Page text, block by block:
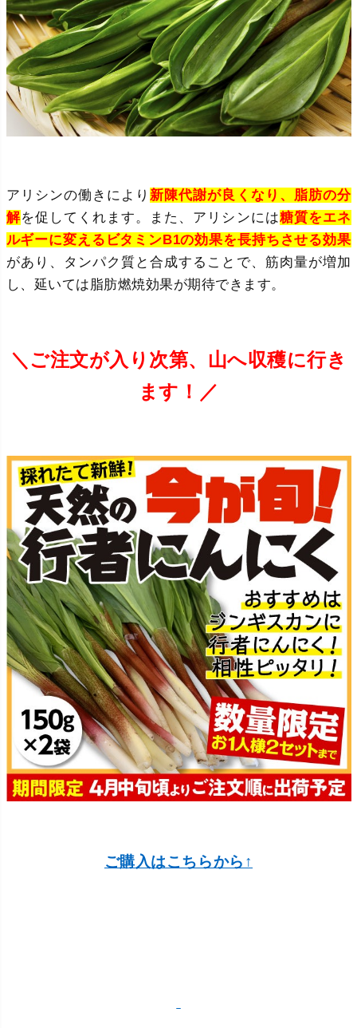
アリシンの働きにより新陳代謝が良くなり、脂肪の分
解を促してくれます。また、アリシンには糖質をエネ
ルギーに変えるビタミンB1の効果を長持ちさせる効果
があり、タンパク質と合成することで、筋肉量が増加
し、延いては脂肪燃焼効果が期待できます。
＼ご注文が入り次第、山へ収穫に行き
ます！ ／
ご購入はこちらから↑